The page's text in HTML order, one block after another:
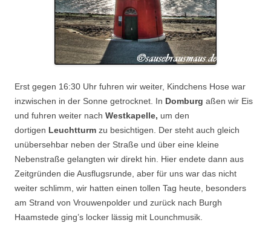
Erst gegen 16:30 Uhr fuhren wir weiter, Kindchens Hose war
inzwischen in der Sonne getrocknet. In Domburg aßen wir Eis
und fuhren weiter nach Westkapelle, um den
dortigen Leuchtturm zu besichtigen. Der steht auch gleich
unübersehbar neben der Straße und über eine kleine
Nebenstraße gelangten wir direkt hin. Hier endete dann aus
Zeitgründen die Ausflugsrunde, aber für uns war das nicht
weiter schlimm, wir hatten einen tollen Tag heute, besonders
am Strand von Vrouwenpolder und zurück nach Burgh
Haamstede ging’s locker lässig mit Lounchmusik.